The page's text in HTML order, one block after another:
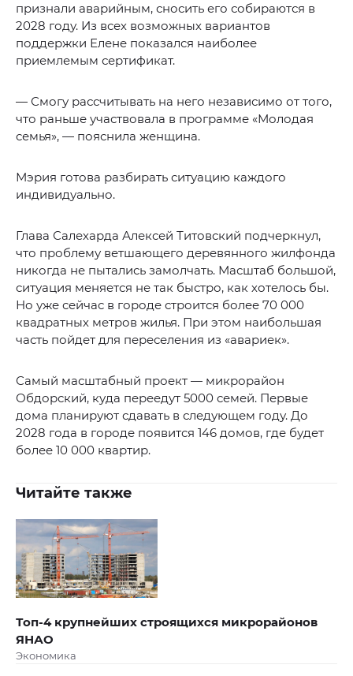
признали аварийным, сносить его собираются в
2028 году. Из всех возможных вариантов
поддержки Елене показался наиболее
приемлемым сертификат.
— Смогу рассчитывать на него независимо от того,
что раньше участвовала в программе «Молодая
семья», — пояснила женщина.
Мэрия готова разбирать ситуацию каждого
индивидуально.
Глава Салехарда Алексей Титовский подчеркнул,
что проблему ветшающего деревянного жилфонда
никогда не пытались замолчать. Масштаб большой,
ситуация меняется не так быстро, как хотелось бы.
Но уже сейчас в городе строится более 70 000
квадратных метров жилья. При этом наибольшая
часть пойдет для переселения из «авариек».
Самый масштабный проект — микрорайон
Обдорский, куда переедут 5000 семей. Первые
дома планируют сдавать в следующем году. До
2028 года в городе появится 146 домов, где будет
более 10 000 квартир.
Читайте также
Топ-4 крупнейших строящихся микрорайонов
ЯНАО
Экономика